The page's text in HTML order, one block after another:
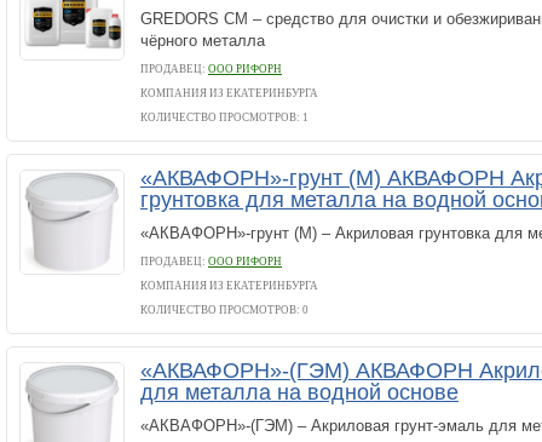
GREDORS CM – средство для очистки и
чёрного металла
ПРОДАВЕЦ: ООО РИФОРН
КОМПАНИЯ ИЗ ЕКАТЕРИНБУРГА
КОЛИЧЕСТВО ПРОСМОТРОВ: 1
«АКВАФОРН»-грунт (М) АКВАФОРН
грунтовка для металла на водной
«АКВАФОРН»-грунт (М) – Акриловая грунтовка для
ПРОДАВЕЦ: ООО РИФОРН
КОМПАНИЯ ИЗ ЕКАТЕРИНБУРГА
КОЛИЧЕСТВО ПРОСМОТРОВ: 0
«АКВАФОРН»-(ГЭМ) АКВАФОРН
для металла на водной основе
«АКВАФОРН»-(ГЭМ) – Акриловая грунт-эмаль для